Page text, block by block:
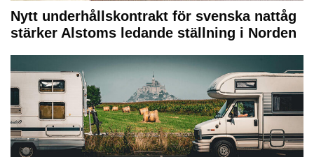
Nytt underhållskontrakt för svenska nattåg
stärker Alstoms ledande ställning i Norden